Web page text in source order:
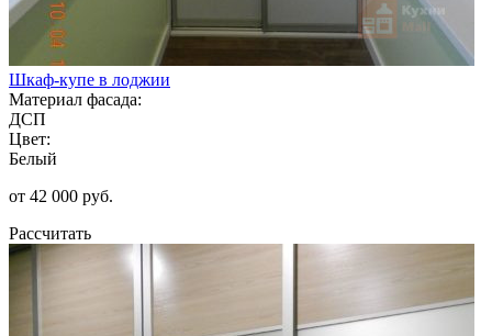
Шкаф-купе в лоджии
Материал фасада:
ДСП
Цвет:
Белый
от 42 000 руб.
Рассчитать